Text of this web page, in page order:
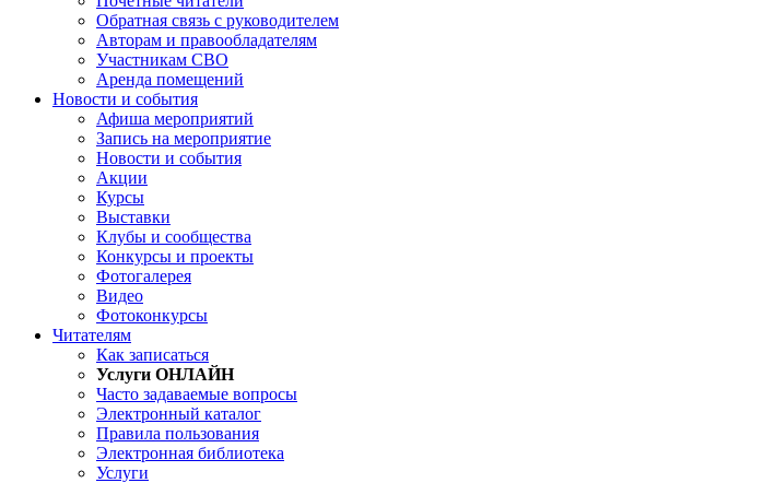
Обратная связь с руководителем
Авторам и правообладателям
Участникам СВО
Аренда помещений
Новости и события
Афиша мероприятий
Запись на мероприятие
Новости и события
Акции
Курсы
Выставки
Клубы и сообщества
Конкурсы и проекты
Фотогалерея
Видео
Фотоконкурсы
Читателям
Как записаться
Услуги ОНЛАЙН
Часто задаваемые вопросы
Электронный каталог
Правила пользования
Электронная библиотека
Услуги